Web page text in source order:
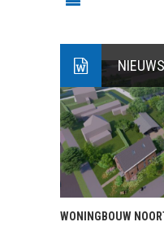
NIEUWS
WONINGBOUW